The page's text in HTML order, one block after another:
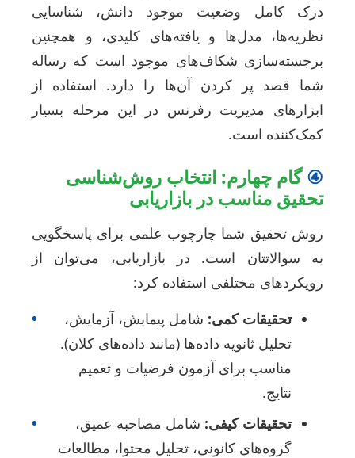
کامل وضعیت موجود دانش، شناسایی
مدل‌ها و یافته‌های کلیدی، و همچنین
شکاف‌های موجود است که رساله
قصد پر کردن آن‌ها را دارد. استفاده از
مدیریت رفرنس در این مرحله بسیار
است.
گام چهارم: انتخاب روش‌شناسی
مناسب در بازاریابی
تحقیق شما چارچوب علمی برای پاسخگویی
سوالاتتان است. در بازاریابی، می‌توان از
مختلفی استفاده کرد:
•
تحقیقات کمی: شامل پیمایش، آزمایش،
تحلیل ثانویه داده‌ها (مانند داده‌های کلان).
مناسب برای آزمون فرضیات و تعمیم
تحقیقات کیفی:شامل مصاحبه عمیق،
گروه‌های کانونی، تحلیل محتوا، مطالعات